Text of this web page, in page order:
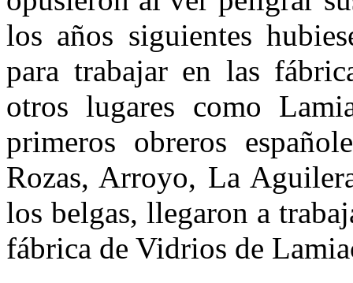
los años siguientes
para trabajar en las
otros lugares como
primeros obreros
Rozas, Arroyo, La
los belgas, llegaron a
fábrica de Vidrios de